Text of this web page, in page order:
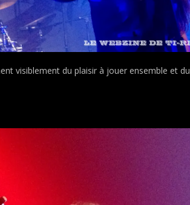
visiblement du plaisir à jouer ensemble et du